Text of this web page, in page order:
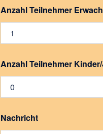
h
m
r
Anzahl Teilnehmer
Anzahl Teilnehmer
Nachricht